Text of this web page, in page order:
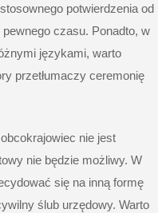
potwierdzenia od
czasu. Ponadto, w
językami, warto
przetłumaczy ceremonię
nie jest
nie będzie możliwy. W
się na inną formę
ślub urzędowy. Warto